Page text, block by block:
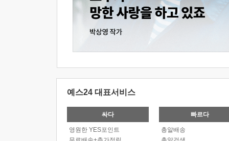
예스24 대표서비스
싸다
영원한 YES포인트
빠르다
총알배송